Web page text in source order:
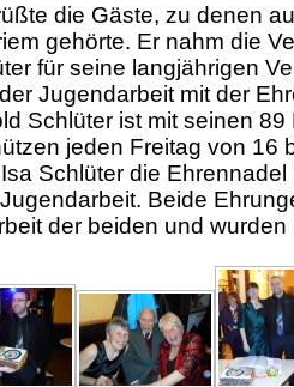
die Gäste, zu denen
gehörte. Er nahm die
für seine langjährigen
Jugendarbeit mit der
Schlüter ist mit seinen
jeden Freitag von 16
Schlüter die Ehrennadel
Beide
der beiden und wurden